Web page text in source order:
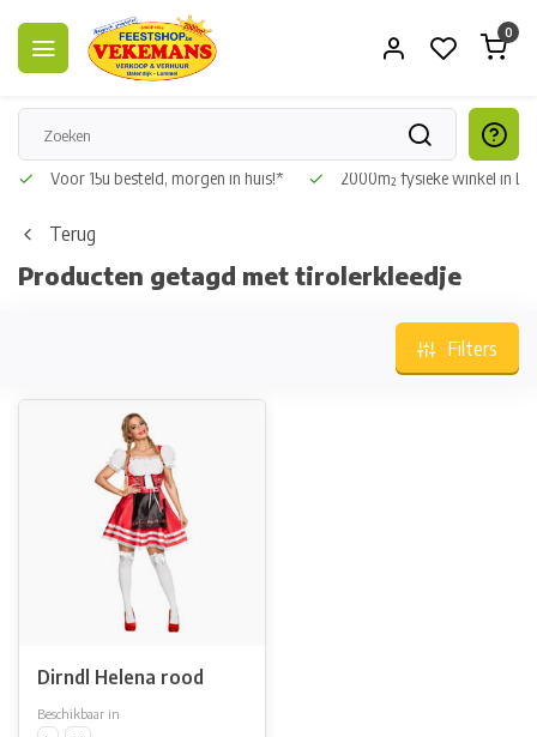
0
Voor 15u besteld, morgen in huis!* 2000m² fysieke winkel in
Terug
Producten getagd met tirolerkleedje
Filters
Dirndl Helena rood
Beschikbaar in